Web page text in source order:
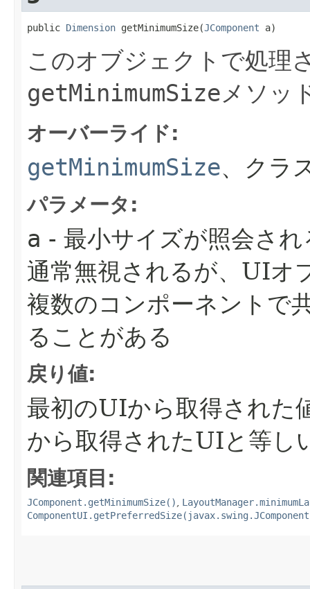
public Dimension getMinimumSize​(JComponent a)
このオブジェクトで処理
getMinimumSizeメソッ
オーバーライド:
getMinimumSize、クラ
パラメータ:
a - 最小サイズが照会さ
通常無視されるが、UIオ
複数のコンポーネントで
ることがある
戻り値:
最初のUIから取得された
から取得されたUIと等し
関連項目:
JComponent.getMinimumSize()